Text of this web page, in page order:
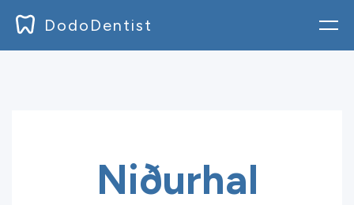
DodoDentist
Niðurhal